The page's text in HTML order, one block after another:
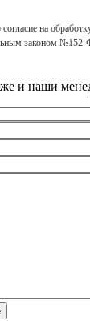
на
законом
и наши